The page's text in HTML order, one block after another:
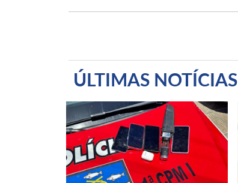
ÚLTIMAS NOTÍCIAS